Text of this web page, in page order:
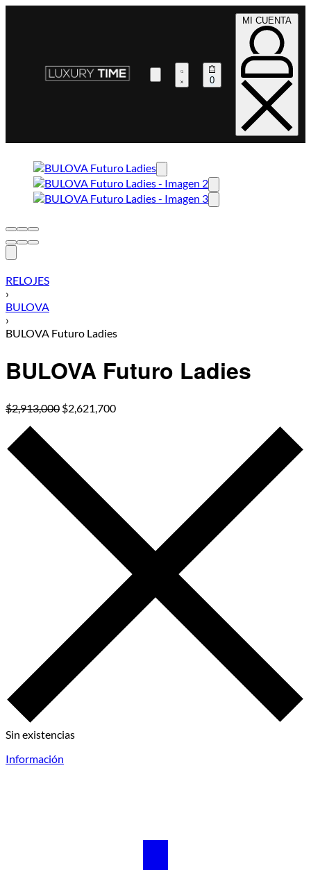
0
MI CUENTA
RELOJES
›
BULOVA
›
BULOVA Futuro Ladies
BULOVA Futuro Ladies
$2,913,000 $2,621,700
Sin existencias
Información